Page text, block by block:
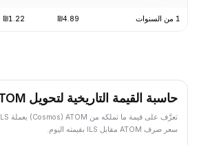
1 من السنوات ₪4.89
₪1.22
حاسبة القيمة التاريخية لتحويل ATOM إلى ILS
سعر صرف ATOM مقابل ILS بقيمته اليوم.